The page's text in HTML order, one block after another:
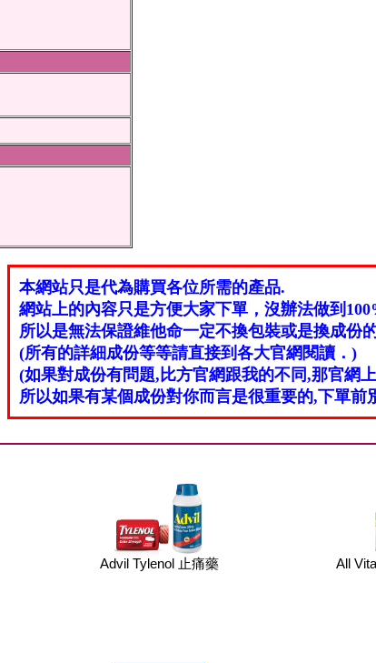
本網站只是代為購買各位所需的產品.
網站上的內容只是方便大家下單，沒辦法做到
所以是無法保證維他命一定不換包裝或是換成份的
(所有的詳細成份等等請直接到各大官網閱讀．)
(如果對成份有問題,比方官網跟我的不同,那官網
所以如果有某個成份對你而言是很重要的,下單前
Advil Tylenol 止痛藥 All